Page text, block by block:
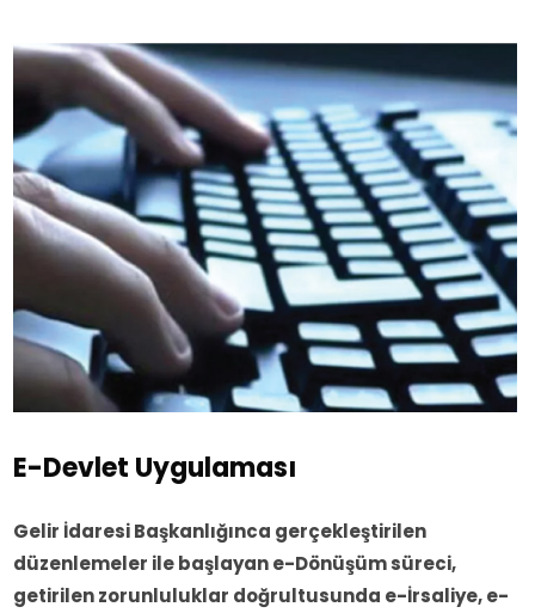
E-Devlet Uygulaması
Gelir İdaresi Başkanlığınca gerçekleştirilen
düzenlemeler ile başlayan e-Dönüşüm süreci,
getirilen zorunluluklar doğrultusunda e-İrsaliye, e-